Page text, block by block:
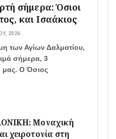
σήμερα: Όσιοι
και Ισαάκιος
2026
των Αγίων Δαλματίου,
σήμερα, 3
μας. Ο Όσιος
Μοναχική
χειροτονία στη